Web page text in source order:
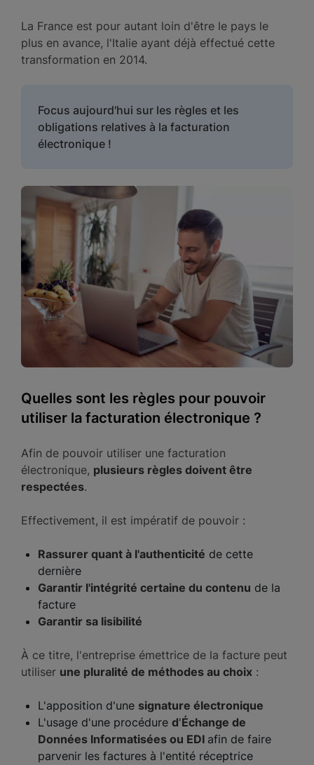
La France est pour autant loin d'être le pays le
plus en avance, l'Italie ayant déjà effectué cette
transformation en 2014.
Focus aujourd'hui sur les règles et les
obligations relatives à la facturation
électronique !
Quelles sont les règles pour pouvoir
utiliser la facturation électronique ?
Afin de pouvoir utiliser une facturation
électronique, plusieurs règles doivent être
respectées.
Effectivement, il est impératif de pouvoir :
Rassurer quant à l'authenticité de cette
dernière
Garantir l'intégrité certaine du contenu de la
facture
Garantir sa lisibilité
À ce titre, l'entreprise émettrice de la facture peut
utiliser une pluralité de méthodes au choix :
L'apposition d'une signature électronique
L'usage d'une procédure d'Échange de
Données Informatisées ou EDI afin de faire
parvenir les factures à l'entité réceptrice